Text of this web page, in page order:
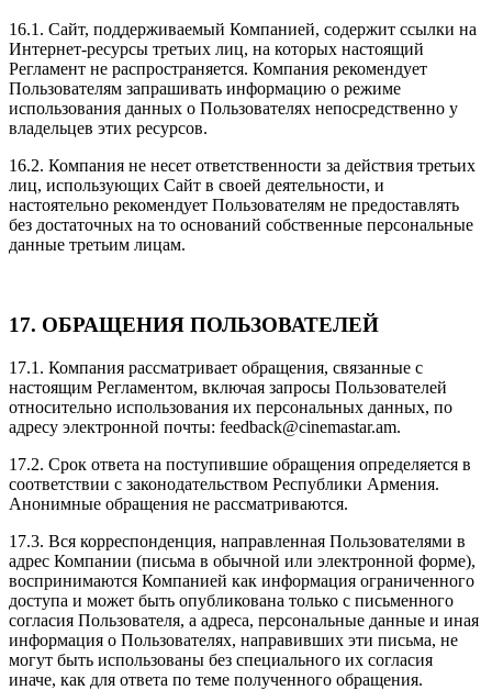
16.1. Сайт, поддерживаемый Компанией, содержит ссылки на
Интернет-ресурсы третьих лиц, на которых настоящий
Регламент не распространяется. Компания рекомендует
Пользователям запрашивать информацию о режиме
использования данных о Пользователях непосредственно у
владельцев этих ресурсов.
16.2. Компания не несет ответственности за действия третьих
лиц, использующих Сайт в своей деятельности, и
настоятельно рекомендует Пользователям не предоставлять
без достаточных на то оснований собственные персональные
данные третьим лицам.
17. ОБРАЩЕНИЯ ПОЛЬЗОВАТЕЛЕЙ
17.1. Компания рассматривает обращения, связанные с
настоящим Регламентом, включая запросы Пользователей
относительно использования их персональных данных, по
адресу электронной почты: feedback@cinemastar.am.
17.2. Срок ответа на поступившие обращения определяется в
соответствии с законодательством Республики Армения.
Анонимные обращения не рассматриваются.
17.3. Вся корреспонденция, направленная Пользователями в
адрес Компании (письма в обычной или электронной форме),
воспринимаются Компанией как информация ограниченного
доступа и может быть опубликована только с письменного
согласия Пользователя, а адреса, персональные данные и иная
информация о Пользователях, направивших эти письма, не
могут быть использованы без специального их согласия
иначе, как для ответа по теме полученного обращения.